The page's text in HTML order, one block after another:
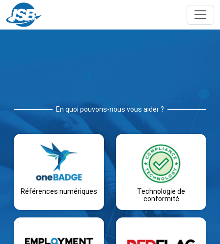
En quoi pouvons-nous vous aider ?
Références numériques
Technologie de
conformité